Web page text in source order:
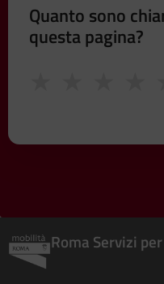
Quanto sono
questa pagina?
Roma Servizi